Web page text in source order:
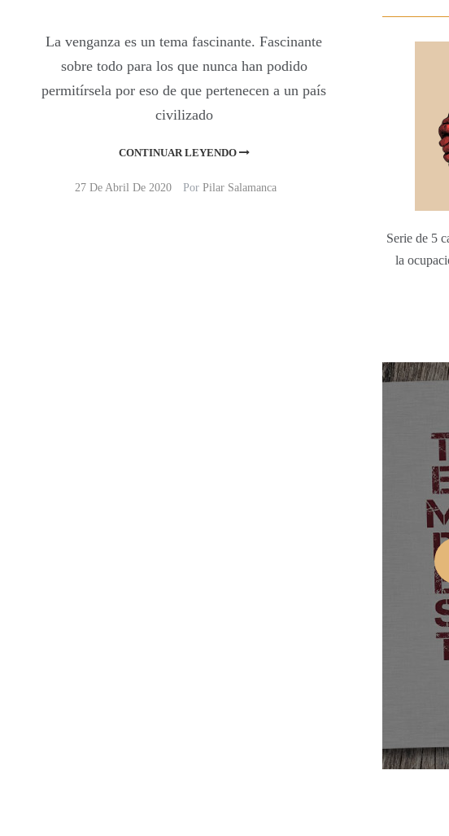
La venganza es un tema fascinante. Fascinante
sobre todo para los que nunca han podido
permitírsela por eso de que pertenecen a un país
civilizado
CONTINUAR LEYENDO
27 De Abril De 2020 PorPilar Salamanca
Serie de 5
la